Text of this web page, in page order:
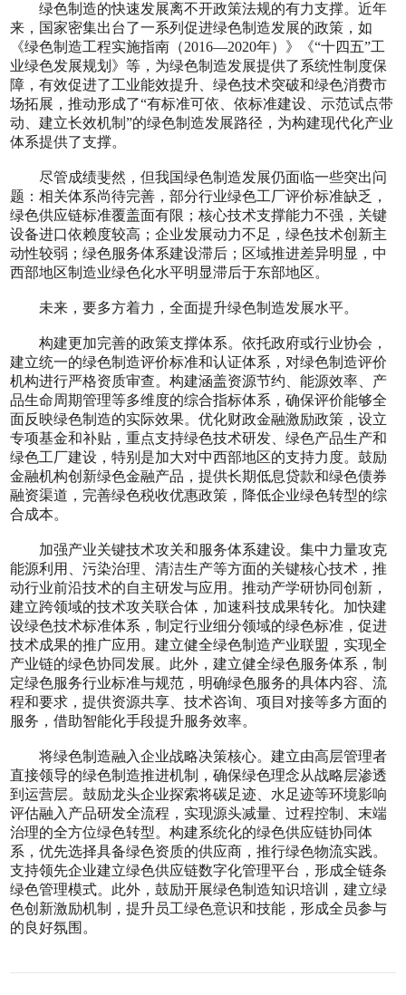
绿色制造的快速发展离不开政策法规的有力支撑。近年
来，国家密集出台了一系列促进绿色制造发展的政策，如
《绿色制造工程实施指南（2016—2020年）》《“十四五”工
业绿色发展规划》等，为绿色制造发展提供了系统性制度保
障，有效促进了工业能效提升、绿色技术突破和绿色消费市
场拓展，推动形成了“有标准可依、依标准建设、示范试点带
动、建立长效机制”的绿色制造发展路径，为构建现代化产业
体系提供了支撑。
尽管成绩斐然，但我国绿色制造发展仍面临一些突出问
题：相关体系尚待完善，部分行业绿色工厂评价标准缺乏，
绿色供应链标准覆盖面有限；核心技术支撑能力不强，关键
设备进口依赖度较高；企业发展动力不足，绿色技术创新主
动性较弱；绿色服务体系建设滞后；区域推进差异明显，中
西部地区制造业绿色化水平明显滞后于东部地区。
未来，要多方着力，全面提升绿色制造发展水平。
构建更加完善的政策支撑体系。依托政府或行业协会，
建立统一的绿色制造评价标准和认证体系，对绿色制造评价
机构进行严格资质审查。构建涵盖资源节约、能源效率、产
品生命周期管理等多维度的综合指标体系，确保评价能够全
面反映绿色制造的实际效果。优化财政金融激励政策，设立
专项基金和补贴，重点支持绿色技术研发、绿色产品生产和
绿色工厂建设，特别是加大对中西部地区的支持力度。鼓励
金融机构创新绿色金融产品，提供长期低息贷款和绿色债券
融资渠道，完善绿色税收优惠政策，降低企业绿色转型的综
合成本。
加强产业关键技术攻关和服务体系建设。集中力量攻克
能源利用、污染治理、清洁生产等方面的关键核心技术，推
动行业前沿技术的自主研发与应用。推动产学研协同创新，
建立跨领域的技术攻关联合体，加速科技成果转化。加快建
设绿色技术标准体系，制定行业细分领域的绿色标准，促进
技术成果的推广应用。建立健全绿色制造产业联盟，实现全
产业链的绿色协同发展。此外，建立健全绿色服务体系，制
定绿色服务行业标准与规范，明确绿色服务的具体内容、流
程和要求，提供资源共享、技术咨询、项目对接等多方面的
服务，借助智能化手段提升服务效率。
将绿色制造融入企业战略决策核心。建立由高层管理者
直接领导的绿色制造推进机制，确保绿色理念从战略层渗透
到运营层。鼓励龙头企业探索将碳足迹、水足迹等环境影响
评估融入产品研发全流程，实现源头减量、过程控制、末端
治理的全方位绿色转型。构建系统化的绿色供应链协同体
系，优先选择具备绿色资质的供应商，推行绿色物流实践。
支持领先企业建立绿色供应链数字化管理平台，形成全链条
绿色管理模式。此外，鼓励开展绿色制造知识培训，建立绿
色创新激励机制，提升员工绿色意识和技能，形成全员参与
的良好氛围。